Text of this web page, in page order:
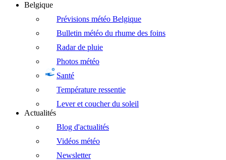
Belgique
Prévisions météo Belgique
Bulletin météo du rhume des foins
Radar de pluie
Photos météo
Santé
Température ressentie
Lever et coucher du soleil
Actualités
Blog d'actualités
Vidéos météo
Newsletter